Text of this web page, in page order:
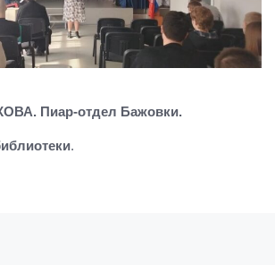
Пиар-отдел Бажовки.
.